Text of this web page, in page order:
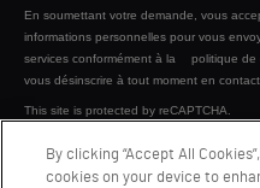
En soumettant votre demande, vous
informations personnelles pour vous
services conformément à la
politique de
vous désinscrire à tout moment en
This site is protected by reCAPTCHA.
By clicking “Accept All
cookies on your device to